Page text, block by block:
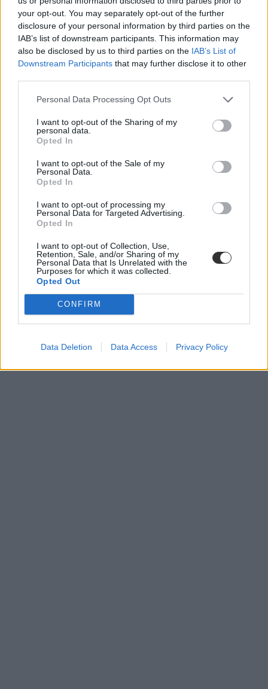
your opt-out. You may separately opt-out of the further
disclosure of your personal information by third parties on the
IAB’s list of downstream participants. This information may
also be disclosed by us to third parties on the IAB’s List of
Downstream Participants that may further disclose it to other
Personal Data Processing Opt Outs
I want to opt-out of the Sharing of my
personal data.
Opted In
I want to opt-out of the Sale of my
Personal Data.
Opted In
I want to opt-out of processing my
Personal Data for Targeted Advertising.
Opted In
I want to opt-out of Collection, Use,
Retention, Sale, and/or Sharing of my
Personal Data that Is Unrelated with the
Purposes for which it was collected.
Opted Out
CONFIRM
Data Deletion Data Access Privacy Policy
biológia
biológiaérettségi
emelt szintű biológia érettségi